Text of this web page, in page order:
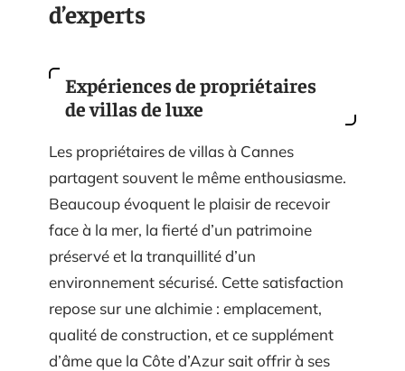
d’experts
Expériences de propriétaires
de villas de luxe
Les propriétaires de villas à Cannes
partagent souvent le même enthousiasme.
Beaucoup évoquent le plaisir de recevoir
face à la mer, la fierté d’un patrimoine
préservé et la tranquillité d’un
environnement sécurisé. Cette satisfaction
repose sur une alchimie : emplacement,
qualité de construction, et ce supplément
d’âme que la Côte d’Azur sait offrir à ses